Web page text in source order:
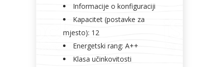
Informacije o konfiguraciji
Kapacitet (postavke za
mjesto): 12
Energetski rang: A++
Klasa učinkovitosti